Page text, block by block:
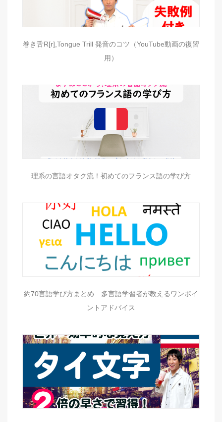
巻き舌R[r],Tongue Trill 発音のコツ（YouTube動画の復習
用）
理系の言語オタク流！初めてのフランス語の学び方
約70言語学び方まとめ 多言語学習者が教えるワンポイ
ントアドバイス